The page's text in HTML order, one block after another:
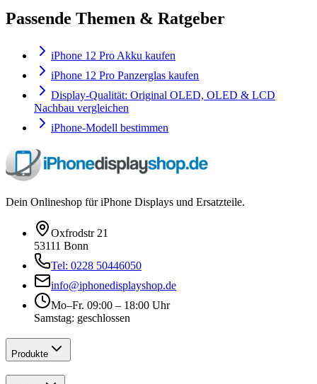
Passende Themen & Ratgeber
iPhone 12 Pro Akku kaufen
iPhone 12 Pro Panzerglas kaufen
Display-Qualität: Original OLED, OLED & LCD
Nachbau vergleichen
iPhone-Modell bestimmen
Dein Onlineshop für iPhone Displays und Ersatzteile.
Oxfrodstr 21
53111 Bonn
Tel: 0228 50446050
info@iphonedisplayshop.de
Mo–Fr. 09:00 – 18:00 Uhr
Samstag: geschlossen
Produkte